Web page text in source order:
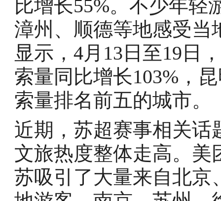
比增长55%。不少年轻
漳州、顺德等地感受当
显示，4月13日至19日
索量同比增长103%，
索量排名前五的城市。
近期，苏超赛事相关话
文旅热度整体走高。美
苏吸引了大量来自北京